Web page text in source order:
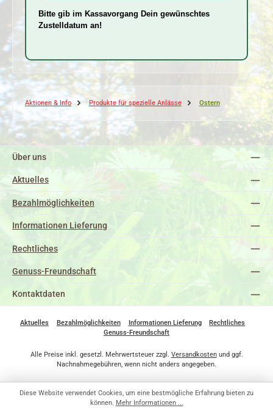
Bitte gib im Kassavorgang Dein gewünschtes
Zustelldatum an!
Aktionen & Info Produkte für spezielle Anlässe Ostern
Über uns
Aktuelles
Bezahlmöglichkeiten
Informationen Lieferung
Rechtliches
Genuss-Freundschaft
Kontaktdaten
Aktuelles Bezahlmöglichkeiten Informationen Lieferung
Rechtliches
Genuss-Freundschaft
Alle Preise inkl. gesetzl. Mehrwertsteuer zzgl. Versandkostenund ggf.
Nachnahmegebühren, wenn nicht anders angegeben.
Diese Website verwendet Cookies, um eine bestmögliche Erfahrung bieten zu
können. Mehr Informationen ...